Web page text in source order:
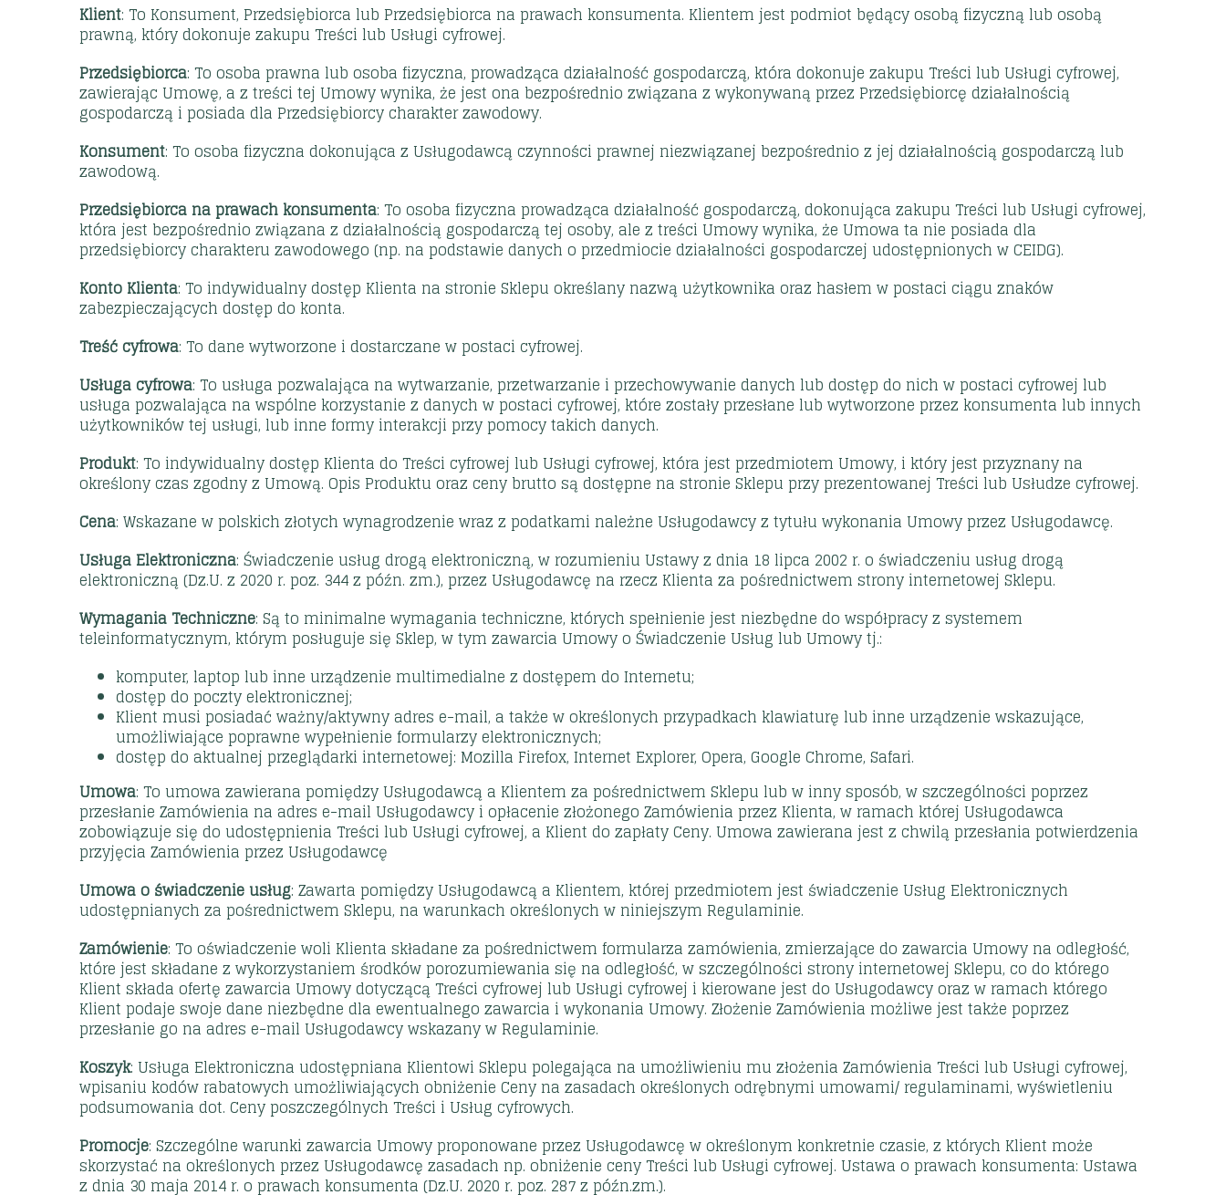
Klient: To Konsument, Przedsiębiorca lub Przedsiębiorca na prawach konsumenta. Klientem jest podmiot będący osobą fizyczną lub osobą
prawną, który dokonuje zakupu Treści lub Usługi cyfrowej.
Przedsiębiorca: To osoba prawna lub osoba fizyczna, prowadząca działalność gospodarczą, która dokonuje zakupu Treści lub Usługi cyfrowej,
zawierając Umowę, a z treści tej Umowy wynika, że jest ona bezpośrednio związana z wykonywaną przez Przedsiębiorcę działalnością
gospodarczą i posiada dla Przedsiębiorcy charakter zawodowy.
Konsument: To osoba fizyczna dokonująca z Usługodawcą czynności prawnej niezwiązanej bezpośrednio z jej działalnością gospodarczą lub
zawodową.
Przedsiębiorca na prawach konsumenta: To osoba fizyczna prowadząca działalność gospodarczą, dokonująca zakupu Treści lub Usługi cyfrowej,
która jest bezpośrednio związana z działalnością gospodarczą tej osoby, ale z treści Umowy wynika, że Umowa ta nie posiada dla
przedsiębiorcy charakteru zawodowego (np. na podstawie danych o przedmiocie działalności gospodarczej udostępnionych w CEIDG).
Konto Klienta: To indywidualny dostęp Klienta na stronie Sklepu określany nazwą użytkownika oraz hasłem w postaci ciągu znaków
zabezpieczających dostęp do konta.
Treść cyfrowa: To dane wytworzone i dostarczane w postaci cyfrowej.
Usługa cyfrowa: To usługa pozwalająca na wytwarzanie, przetwarzanie i przechowywanie danych lub dostęp do nich w postaci cyfrowej lub
usługa pozwalająca na wspólne korzystanie z danych w postaci cyfrowej, które zostały przesłane lub wytworzone przez konsumenta lub innych
użytkowników tej usługi, lub inne formy interakcji przy pomocy takich danych.
Produkt: To indywidualny dostęp Klienta do Treści cyfrowej lub Usługi cyfrowej, która jest przedmiotem Umowy, i który jest przyznany na
określony czas zgodny z Umową. Opis Produktu oraz ceny brutto są dostępne na stronie Sklepu przy prezentowanej Treści lub Usłudze cyfrowej.
Cena: Wskazane w polskich złotych wynagrodzenie wraz z podatkami należne Usługodawcy z tytułu wykonania Umowy przez Usługodawcę.
Usługa Elektroniczna: Świadczenie usług drogą elektroniczną, w rozumieniu Ustawy z dnia 18 lipca 2002 r. o świadczeniu usług drogą
elektroniczną (Dz.U. z 2020 r. poz. 344 z późn. zm.), przez Usługodawcę na rzecz Klienta za pośrednictwem strony internetowej Sklepu.
Wymagania Techniczne: Są to minimalne wymagania techniczne, których spełnienie jest niezbędne do współpracy z systemem
teleinformatycznym, którym posługuje się Sklep, w tym zawarcia Umowy o Świadczenie Usług lub Umowy tj.:
komputer, laptop lub inne urządzenie multimedialne z dostępem do Internetu;
dostęp do poczty elektronicznej;
Klient musi posiadać ważny/aktywny adres e-mail, a także w określonych przypadkach klawiaturę lub inne urządzenie wskazujące,
umożliwiające poprawne wypełnienie formularzy elektronicznych;
dostęp do aktualnej przeglądarki internetowej: Mozilla Firefox, Internet Explorer, Opera, Google Chrome, Safari.
Umowa: To umowa zawierana pomiędzy Usługodawcą a Klientem za pośrednictwem Sklepu lub w inny sposób, w szczególności poprzez
przesłanie Zamówienia na adres e-mail Usługodawcy i opłacenie złożonego Zamówienia przez Klienta, w ramach której Usługodawca
zobowiązuje się do udostępnienia Treści lub Usługi cyfrowej, a Klient do zapłaty Ceny. Umowa zawierana jest z chwilą przesłania potwierdzenia
przyjęcia Zamówienia przez Usługodawcę
Umowa o świadczenie usług: Zawarta pomiędzy Usługodawcą a Klientem, której przedmiotem jest świadczenie Usług Elektronicznych
udostępnianych za pośrednictwem Sklepu, na warunkach określonych w niniejszym Regulaminie.
Zamówienie: To oświadczenie woli Klienta składane za pośrednictwem formularza zamówienia, zmierzające do zawarcia Umowy na odległość,
które jest składane z wykorzystaniem środków porozumiewania się na odległość, w szczególności strony internetowej Sklepu, co do którego
Klient składa ofertę zawarcia Umowy dotyczącą Treści cyfrowej lub Usługi cyfrowej i kierowane jest do Usługodawcy oraz w ramach którego
Klient podaje swoje dane niezbędne dla ewentualnego zawarcia i wykonania Umowy. Złożenie Zamówienia możliwe jest także poprzez
przesłanie go na adres e-mail Usługodawcy wskazany w Regulaminie.
Koszyk: Usługa Elektroniczna udostępniana Klientowi Sklepu polegająca na umożliwieniu mu złożenia Zamówienia Treści lub Usługi cyfrowej,
wpisaniu kodów rabatowych umożliwiających obniżenie Ceny na zasadach określonych odrębnymi umowami/ regulaminami, wyświetleniu
podsumowania dot. Ceny poszczególnych Treści i Usług cyfrowych.
Promocje: Szczególne warunki zawarcia Umowy proponowane przez Usługodawcę w określonym konkretnie czasie, z których Klient może
skorzystać na określonych przez Usługodawcę zasadach np. obniżenie ceny Treści lub Usługi cyfrowej. Ustawa o prawach konsumenta: Ustawa
z dnia 30 maja 2014 r. o prawach konsumenta (Dz.U. 2020 r. poz. 287 z późn.zm.).